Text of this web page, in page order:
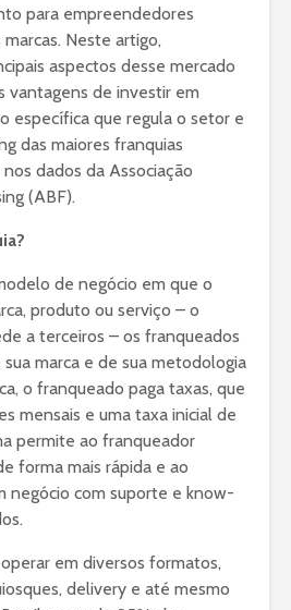
para empreendedores
Neste artigo,
aspectos desse mercado
vantagens de investir em
específica que regula o setor e
das maiores franquias
dados da Associação
(ABF).
de negócio em que o
produto ou serviço – o
a terceiros – os franqueados
marca e de sua metodologia
o franqueado paga taxas, que
mensais e uma taxa inicial de
permite ao franqueador
forma mais rápida e ao
negócio com suporte e know-
em diversos formatos,
delivery e até mesmo